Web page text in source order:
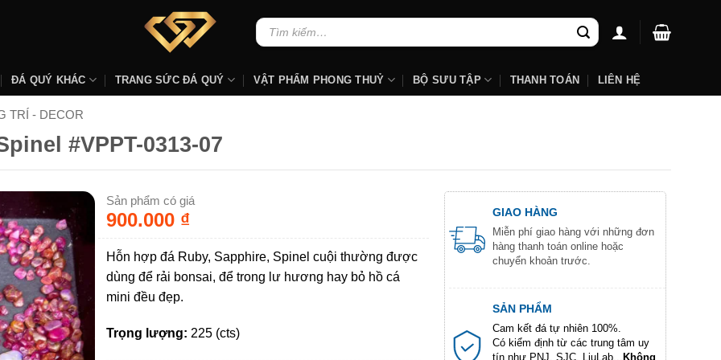
Tìm
kiếm:
ĐÁ QUÝ KHÁC TRANG SỨC ĐÁ QUÝ VẬT PHẨM PHONG THUỶ BỘ SƯU TẬP THANH TOÁN LIÊN HỆ
TRÍ - DECOR
#VPPT-0313-07
Sản phẩm có giá
900.000 ₫
Hỗn hợp đá Ruby, Sapphire, Spinel cuội thường được
dùng để rải bonsai, để trong lư hương hay bỏ hồ cá
mini đều đẹp.
Trọng lượng: 225 (cts)
GIAO HÀNG
Miễn phí giao hàng với những đơn
hàng thanh toán online hoặc
chuyển khoản trước.
SẢN PHẨM
Cam kết đá tự nhiên 100%.
Có kiểm định từ các trung tâm uy
tín như PNJ, SJC, LiuLab...
Không